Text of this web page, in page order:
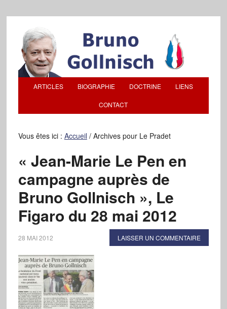
ARTICLES BIOGRAPHIE DOCTRINE LIENS
CONTACT
Vous êtes ici : Accueil /Archives pour Le Pradet
« Jean-Marie Le Pen en
campagne auprès de
Bruno Gollnisch », Le
Figaro du 28 mai 2012
28 MAI 2012 LAISSER UN COMMENTAIRE